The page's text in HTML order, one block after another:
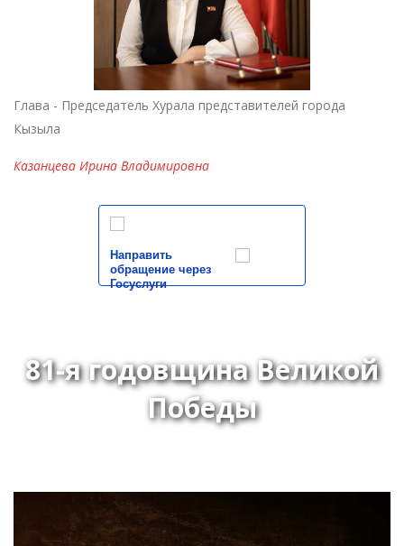
Глава - Председатель Хурала представителей города
Кызыла
Казанцева Ирина Владимировна
Направить
обращение через
Госуслуги
81-я годовщина Великой
Победы